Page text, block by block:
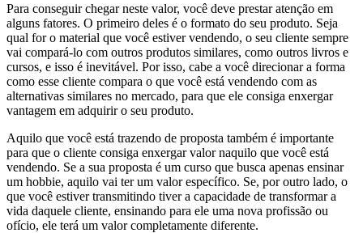
Para conseguir chegar neste valor, você deve prestar atenção em
alguns fatores. O primeiro deles é o formato do seu produto. Seja
qual for o material que você estiver vendendo, o seu cliente sempre
vai compará-lo com outros produtos similares, como outros livros e
cursos, e isso é inevitável. Por isso, cabe a você direcionar a forma
como esse cliente compara o que você está vendendo com as
alternativas similares no mercado, para que ele consiga enxergar
vantagem em adquirir o seu produto.
Aquilo que você está trazendo de proposta também é importante
para que o cliente consiga enxergar valor naquilo que você está
vendendo. Se a sua proposta é um curso que busca apenas ensinar
um hobbie, aquilo vai ter um valor específico. Se, por outro lado, o
que você estiver transmitindo tiver a capacidade de transformar a
vida daquele cliente, ensinando para ele uma nova profissão ou
ofício, ele terá um valor completamente diferente.